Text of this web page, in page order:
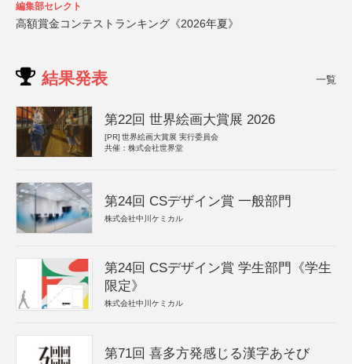
編集部セレクト
高額賞金コンテストランキング《2026年夏》
結果発表 一覧
第22回 世界絵画大賞展 2026
[PR] 世界絵画大賞展 実行委員会
共催：株式会社世界堂
第24回 CSデザイン賞 一般部門
株式会社中川ケミカル
第24回 CSデザイン賞 学生部門《学生
限定》
株式会社中川ケミカル
第71回 喜多方発感じる漢字あそび